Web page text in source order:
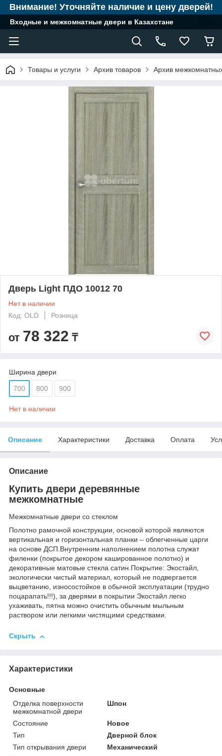
Внимание! Уточняйте наличие и цену дверей!
Входные и межкомнатные двери в Казахстане
Товары и услуги Архив товаров Архив
Дверь Light ПДО 10012 70
Нет в наличии
Код: OLD
Розница
от 78 322 ₸
Ширина двери
700 800 900
Нет в наличии
Описание Характеристики Доставка Оплата
Описание
Купить двери деревянные
межкомнатные
Межкомнатные двери со стеклом
Полотно рамочной конструкции, основой которой являются
вертикальная и горизонтальная планки – облегченные царги
на основе ДСП.Внутренним наполнением полотна служат
филенки (покрытое декором кашированное полотно) и
декоративные матовые стекла сатин.Покрытие: Экостайл,
экологически чистый материал, который не подвергается
выцветанию, износостойкое в обычной эксплуатации (трудно
поцарапать!!!), за дверями в покрытии Экостайл легко
ухаживать, пятна можно очистить обычным мыльным
раствором или легкими чистящими средствами.
Скрыть
Характеристики
Основные
Отделка поверхности
межкомнатной двери
Шпон
Состояние
Новое
Тип
Дверной блок
Тип открывания двери
Механический